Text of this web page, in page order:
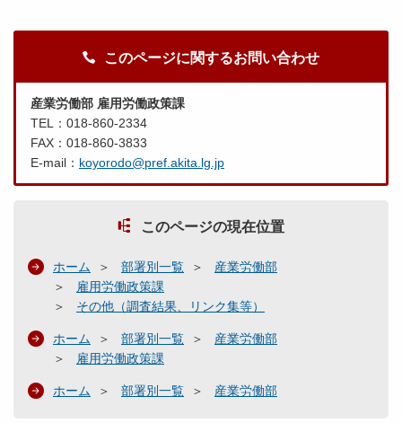
このページに関するお問い合わせ
産業労働部 雇用労働政策課
TEL：018-860-2334
FAX：018-860-3833
E-mail： koyorodo@pref.akita.lg.jp
このページの現在位置
ホーム 部署別一覧
産業労働部
雇用労働政策課
その他（調査結果、リンク集等）
ホーム 部署別一覧
産業労働部
雇用労働政策課
ホーム 部署別一覧 産業労働部